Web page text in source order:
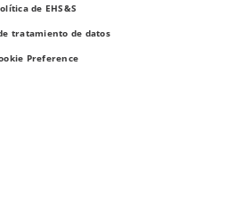
de EHS&S
tratamiento de datos
Preference